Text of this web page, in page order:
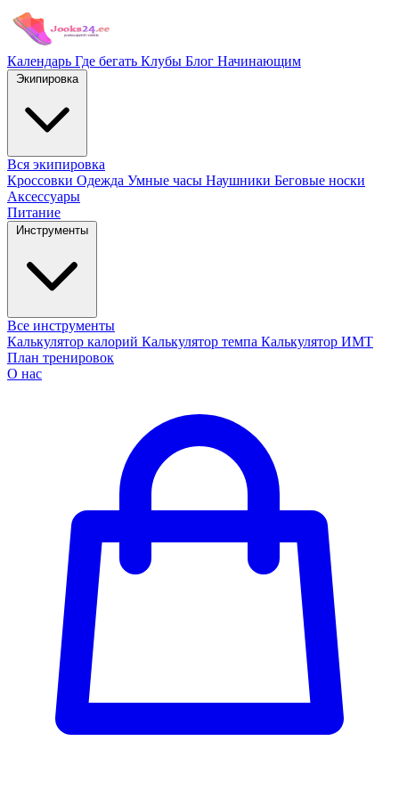
Календарь Где бегать Клубы Блог Начинающим
Экипировка
Вся экипировка
Кроссовки Одежда Умные часы Наушники Беговые носки
Аксессуары
Питание
Все инструменты
Калькулятор калорий Калькулятор темпа Калькулятор ИМТ
План тренировок
О нас